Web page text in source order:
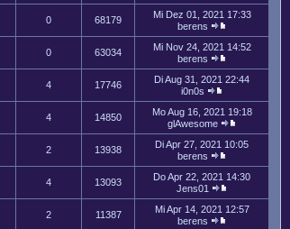
0 68179
Mi Dez 01, 2021 17:33
berens
0 63034
Mi Nov 24, 2021 14:52
berens
4 17746
Di Aug 31, 2021 22:44
i0n0s
4 14850
Mo Aug 16, 2021 19:18
glAwesome
2 13938
Di Apr 27, 2021 10:05
berens
4 13093
Do Apr 22, 2021 14:30
Jens01
2 11387
Mi Apr 14, 2021 12:57
berens